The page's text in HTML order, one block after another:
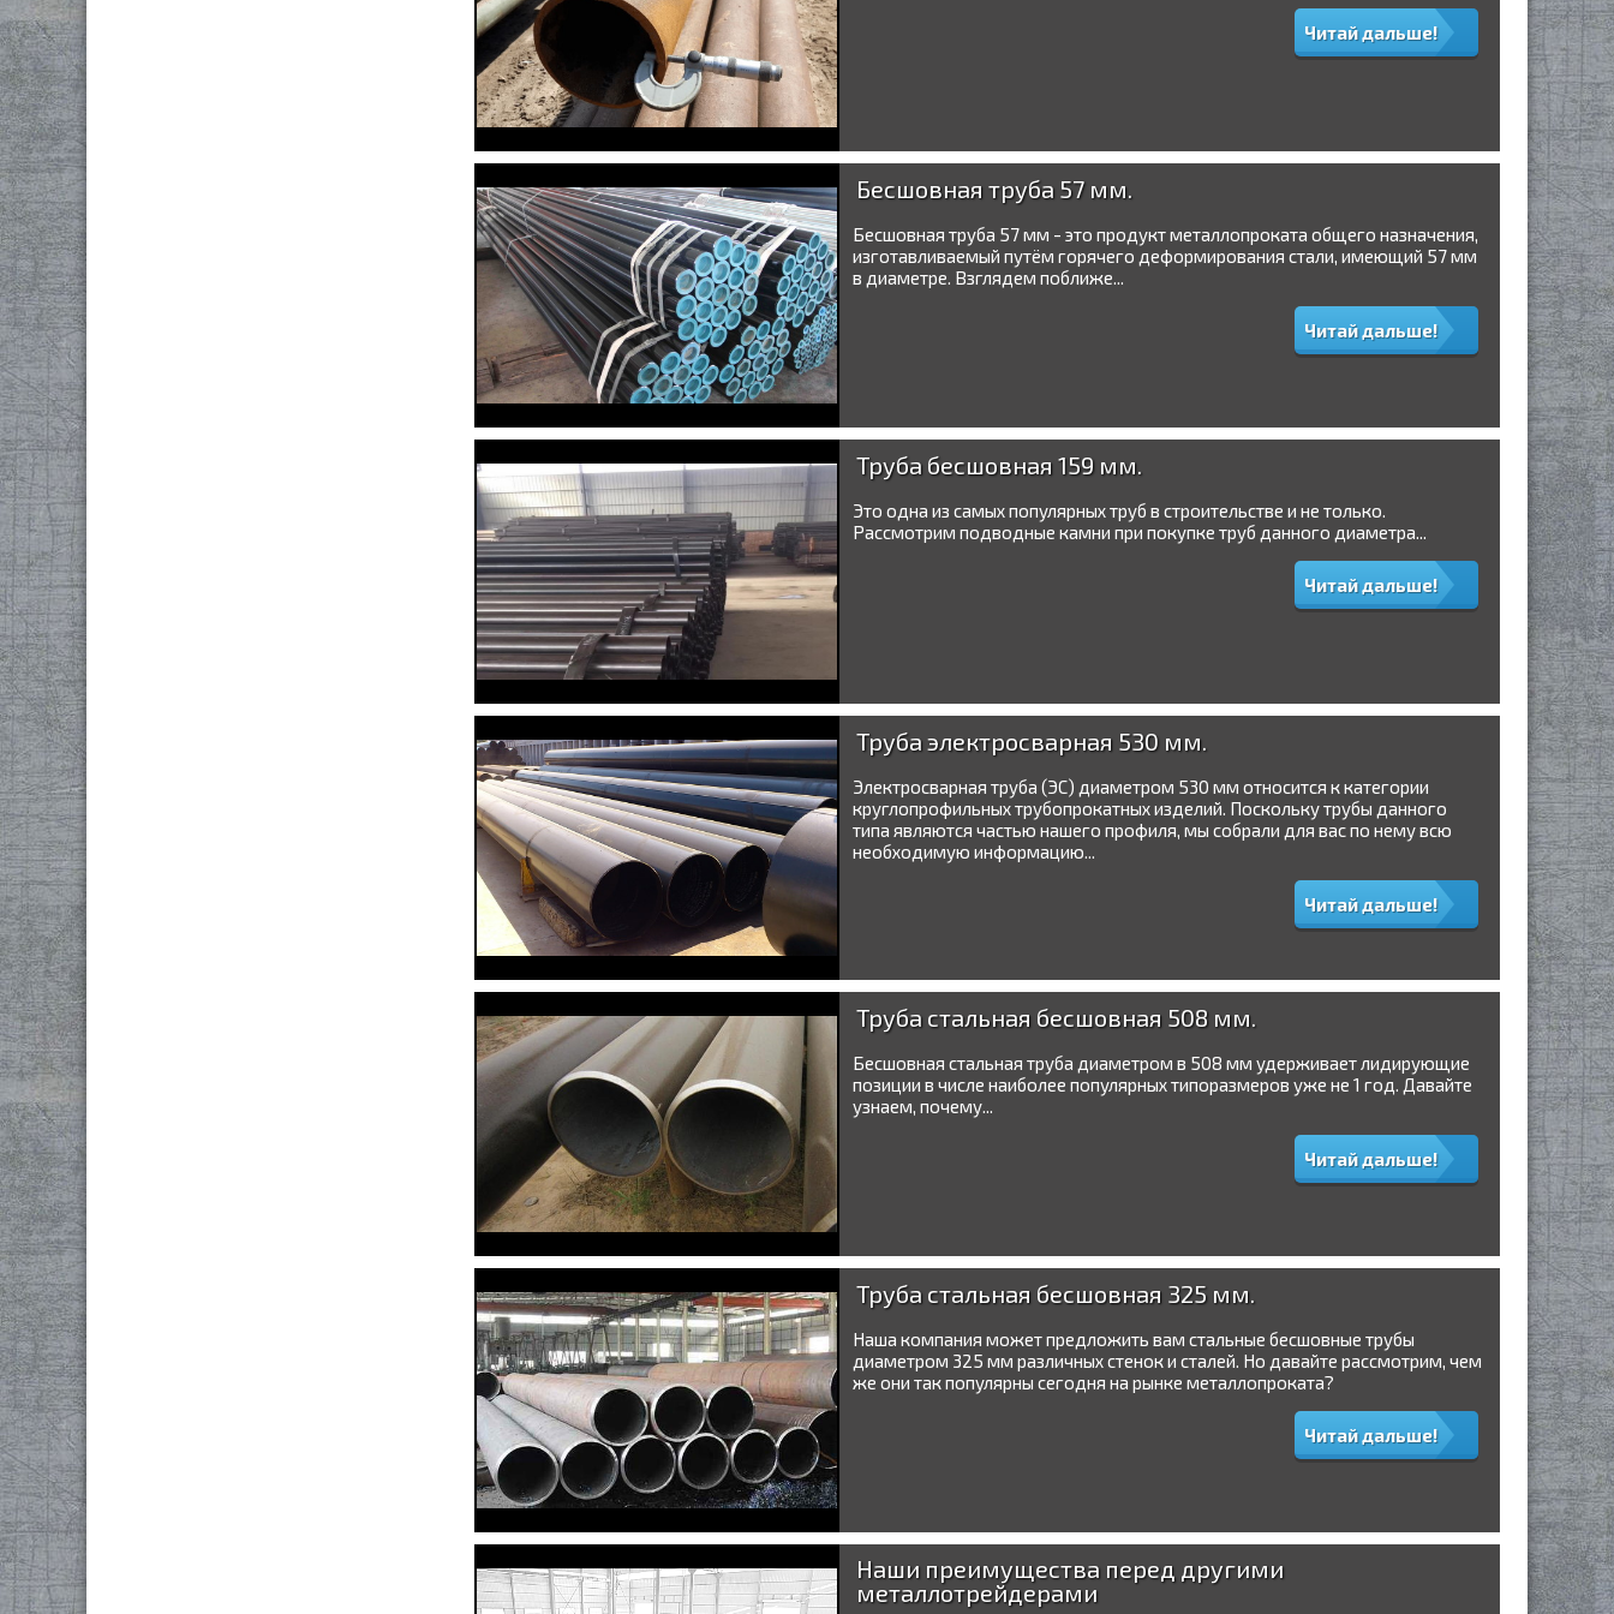
Читай дальше!
Бесшовная труба 57 мм.
Бесшовная труба 57 мм - это продукт металлопроката общего назначения,
изготавливаемый путём горячего деформирования стали, имеющий 57 мм
в диаметре. Взглядем поближе...
Читай дальше!
Труба бесшовная 159 мм.
Это одна из самых популярных труб в строительстве и не только.
Рассмотрим подводные камни при покупке труб данного диаметра...
Читай дальше!
Труба электросварная 530 мм.
Электросварная труба (ЭС) диаметром 530 мм относится к категории
круглопрофильных трубопрокатных изделий. Поскольку трубы данного
типа являются частью нашего профиля, мы собрали для вас по нему всю
необходимую информацию...
Читай дальше!
Труба стальная бесшовная 508 мм.
Бесшовная стальная труба диаметром в 508 мм удерживает лидирующие
позиции в числе наиболее популярных типоразмеров уже не 1 год. Давайте
узнаем, почему...
Читай дальше!
Труба стальная бесшовная 325 мм.
Наша компания может предложить вам стальные бесшовные трубы
диаметром 325 мм различных стенок и сталей. Но давайте рассмотрим, чем
же они так популярны сегодня на рынке металлопроката?
Читай дальше!
Наши преимущества перед другими
металлотрейдерами